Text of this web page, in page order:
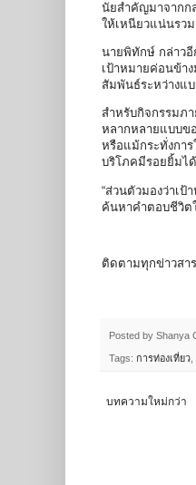
นัยสำคัญมาจากก
ให้เหนียวแน่นรว
นายพิทักษ์ กล่าวอี
เป้าหมายค่อนข้า
สัมพันธ์ระหว่างแ
สำหรับกิจกรรมภ
หลากหลายแบบข
หรือแม้กระทั่งกา
บริโภคมีรอยยิ้มไ
“ส่วนตัวมองว่าเ
ค้นหาคำตอบชีวิต
ติดตามทุกข่าวสา
Posted by Shanya
Tags: การท่องเที่ยว,
บทความใหม่กว่า